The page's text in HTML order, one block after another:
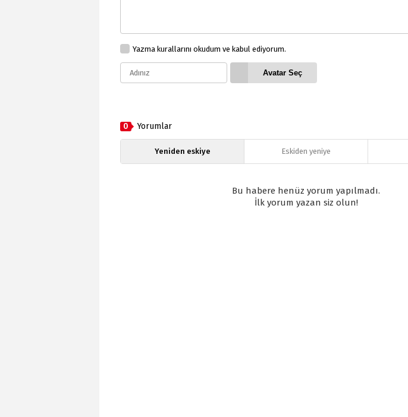
Yazma kurallarını okudum ve kabul ediyorum.
Avatar Seç
0 Yorumlar
Yeniden eskiye Eskiden yeniye
Bu habere henüz yorum yapılmadı.
İlk yorum yazan siz olun!